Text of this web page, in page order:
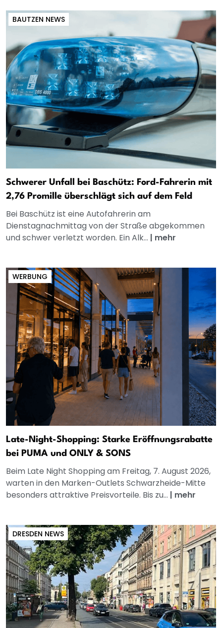
BAUTZEN NEWS
Schwerer Unfall bei Baschütz: Ford-Fahrerin mit
2,76 Promille überschlägt sich auf dem Feld
Bei Baschütz ist eine Autofahrerin am
Dienstagnachmittag von der Straße abgekommen
und schwer verletzt worden. Ein Alk... | mehr
WERBUNG
Late-Night-Shopping: Starke Eröffnungsrabatte
bei PUMA und ONLY & SONS
Beim Late Night Shopping am Freitag, 7. August 2026,
warten in den Marken-Outlets Schwarzheide-Mitte
besonders attraktive Preisvorteile. Bis zu... | mehr
DRESDEN NEWS